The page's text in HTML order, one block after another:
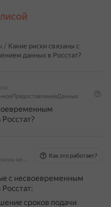
/ Какие риски связаны с
данных в Росстат?
На основе источников, возможны неточности
Как это работает?
с несвоевременным
сроков подачи